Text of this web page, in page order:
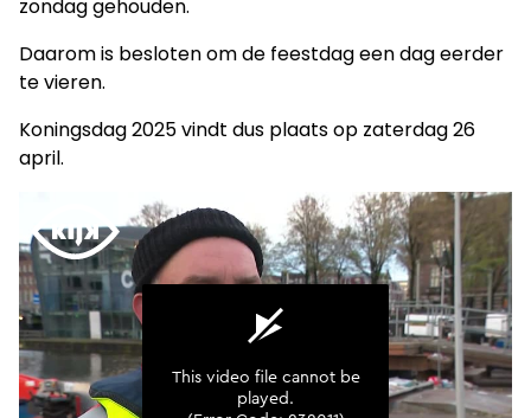
zondag gehouden.
Daarom is besloten om de feestdag een dag eerder
te vieren.
Koningsdag 2025 vindt dus plaats op zaterdag 26
april.